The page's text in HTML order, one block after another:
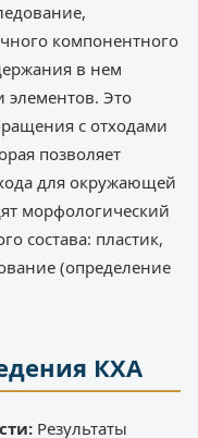
компонентного
в нем
элементов. Это
с отходами
позволяет
для окружающей
морфологический
состава: пластик,
(определение
КХА
Результаты